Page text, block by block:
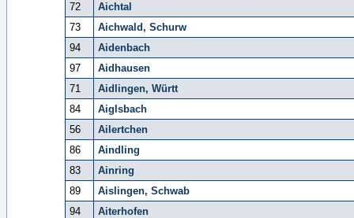
72
Aichtal
73
Aichwald, Schurw
94
Aidenbach
97
Aidhausen
71
Aidlingen, Württ
84
Aiglsbach
56
Ailertchen
86
Aindling
83
Ainring
89
Aislingen, Schwab
94
Aiterhofen